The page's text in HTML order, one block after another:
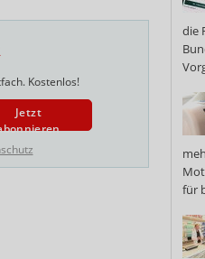
Kostenlos!
Jetzt
die
für